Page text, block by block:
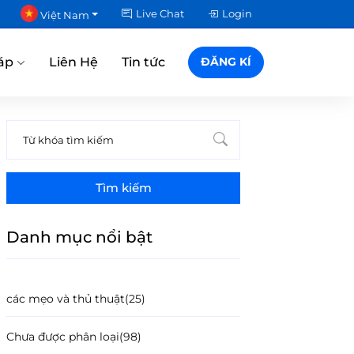
Việt Nam Live Chat Login
Liên Hệ Tin tức ĐĂNG KÍ
Tìm kiếm
Danh mục nổi bật
các mẹo và thủ thuật(25)
Chưa được phân loại(98)